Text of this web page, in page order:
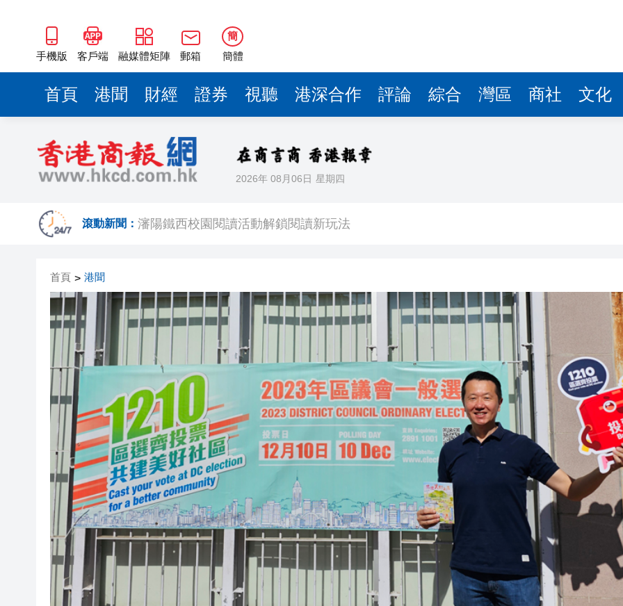
手機版 客戶端 融媒體矩陣 郵箱
簡
簡體
首頁 港聞 財經 證券 視聽 港深合作 評論 綜合 灣區 商社 文化
2026年 08月06日 星期四
滾動新聞：
騰出更多時間專注做好宏福苑火災獨立委員會工作 特首暫停3項公職委任
海南澄邁文儒煥新升級 五組數據見證文儒沉香從傳統邁向現代
2025年海南儋州以舊換新帶動消費約18億元
山東26戶省屬國企去年合計營收2.58萬億 利潤總額近936億
黎智英案｜吳良好：依法公正處理黎智英求情 罪證如山豈能妄想輕判
50餘位頂尖專家共話時代命題
海南澄邁文儒煥新升級 五組數據見證文儒沉香從傳統邁向現代
梁振英率港區全國政協委員考察團來瓊考察
2025年海南儋州以舊換新帶動消費約18億元
山東26戶省屬國企去年合計營收2.58萬億 利潤總額近936億
瀋陽鐵西校園閱讀活動解鎖閱讀新玩法
首頁 > 港聞